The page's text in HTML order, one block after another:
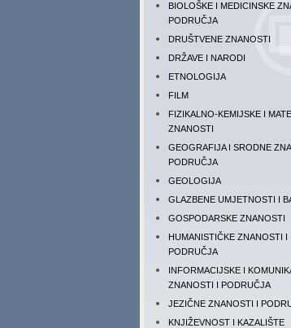
BIOLOŠKE I MEDICINSKE
PODRUČJA
DRUŠTVENE ZNANOSTI
DRŽAVE I NARODI
ETNOLOGIJA
FILM
FIZIKALNO-KEMIJSKE I
ZNANOSTI
GEOGRAFIJA I SRODNE
PODRUČJA
GEOLOGIJA
GLAZBENE UMJETNOSTI I
GOSPODARSKE ZNANOSTI
HUMANISTIČKE ZNANOSTI I
PODRUČJA
INFORMACIJSKE I
ZNANOSTI I PODRUČJA
JEZIČNE ZNANOSTI I
KNJIŽEVNOST I KAZALIŠTE